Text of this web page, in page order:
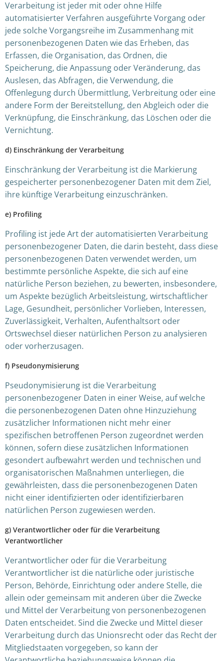
Verarbeitung ist jeder mit oder ohne Hilfe
automatisierter Verfahren ausgeführte Vorgang oder
jede solche Vorgangsreihe im Zusammenhang mit
personenbezogenen Daten wie das Erheben, das
Erfassen, die Organisation, das Ordnen, die
Speicherung, die Anpassung oder Veränderung, das
Auslesen, das Abfragen, die Verwendung, die
Offenlegung durch Übermittlung, Verbreitung oder eine
andere Form der Bereitstellung, den Abgleich oder die
Verknüpfung, die Einschränkung, das Löschen oder die
Vernichtung.
d) Einschränkung der Verarbeitung
Einschränkung der Verarbeitung ist die Markierung
gespeicherter personenbezogener Daten mit dem Ziel,
ihre künftige Verarbeitung einzuschränken.
e) Profiling
Profiling ist jede Art der automatisierten Verarbeitung
personenbezogener Daten, die darin besteht, dass diese
personenbezogenen Daten verwendet werden, um
bestimmte persönliche Aspekte, die sich auf eine
natürliche Person beziehen, zu bewerten, insbesondere,
um Aspekte bezüglich Arbeitsleistung, wirtschaftlicher
Lage, Gesundheit, persönlicher Vorlieben, Interessen,
Zuverlässigkeit, Verhalten, Aufenthaltsort oder
Ortswechsel dieser natürlichen Person zu analysieren
oder vorherzusagen.
f) Pseudonymisierung
Pseudonymisierung ist die Verarbeitung
personenbezogener Daten in einer Weise, auf welche
die personenbezogenen Daten ohne Hinzuziehung
zusätzlicher Informationen nicht mehr einer
spezifischen betroffenen Person zugeordnet werden
können, sofern diese zusätzlichen Informationen
gesondert aufbewahrt werden und technischen und
organisatorischen Maßnahmen unterliegen, die
gewährleisten, dass die personenbezogenen Daten
nicht einer identifizierten oder identifizierbaren
natürlichen Person zugewiesen werden.
g) Verantwortlicher oder für die Verarbeitung
Verantwortlicher
Verantwortlicher oder für die Verarbeitung
Verantwortlicher ist die natürliche oder juristische
Person, Behörde, Einrichtung oder andere Stelle, die
allein oder gemeinsam mit anderen über die Zwecke
und Mittel der Verarbeitung von personenbezogenen
Daten entscheidet. Sind die Zwecke und Mittel dieser
Verarbeitung durch das Unionsrecht oder das Recht der
Mitgliedstaaten vorgegeben, so kann der